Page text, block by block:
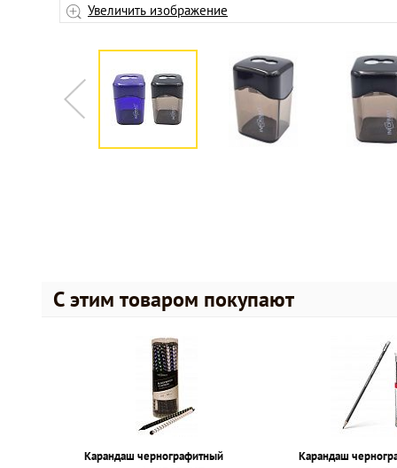
Увеличить изображение
С этим товаром покупают
Карандаш чернографитный
Карандаш